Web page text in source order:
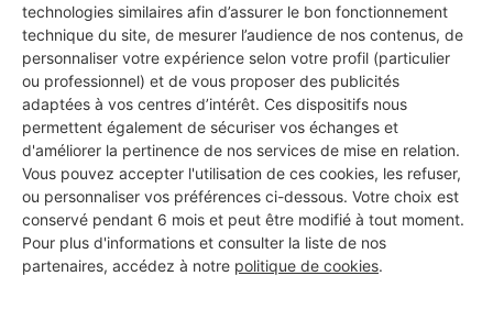
technologies similaires afin d’assurer le bon fonctionnement
technique du site, de mesurer l’audience de nos contenus, de
personnaliser votre expérience selon votre profil (particulier
ou professionnel) et de vous proposer des publicités
adaptées à vos centres d’intérêt. Ces dispositifs nous
permettent également de sécuriser vos échanges et
d'améliorer la pertinence de nos services de mise en relation.
Vous pouvez accepter l'utilisation de ces cookies, les refuser,
ou personnaliser vos préférences ci-dessous. Votre choix est
conservé pendant 6 mois et peut être modifié à tout moment.
Pour plus d'informations et consulter la liste de nos
partenaires, accédez à notre politique de cookies.